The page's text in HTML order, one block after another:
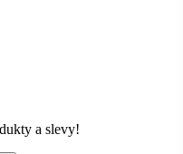
a slevy!